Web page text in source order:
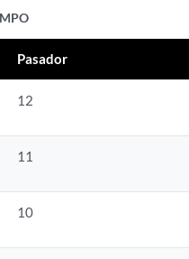
Pasador
12
11
10